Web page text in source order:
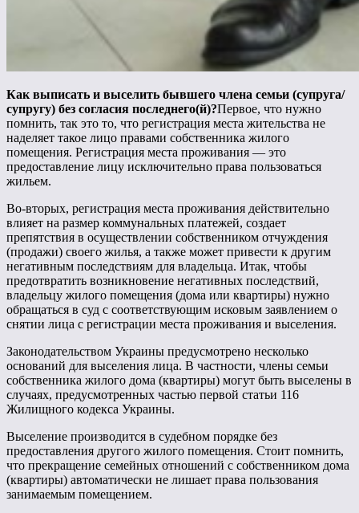
Как выписать и выселить бывшего члена семьи (супруга/
супругу) без согласия последнего(й)?Первое, что нужно
помнить, так это то, что регистрация места жительства не
наделяет такое лицо правами собственника жилого
помещения. Регистрация места проживания — это
предоставление лицу исключительно права пользоваться
жильем.
Во-вторых, регистрация места проживания действительно
влияет на размер коммунальных платежей, создает
препятствия в осуществлении собственником отчуждения
(продажи) своего жилья, а также может привести к другим
негативным последствиям для владельца. Итак, чтобы
предотвратить возникновение негативных последствий,
владельцу жилого помещения (дома или квартиры) нужно
обращаться в суд с соответствующим исковым заявлением о
снятии лица с регистрации места проживания и выселения.
Законодательством Украины предусмотрено несколько
оснований для выселения лица. В частности, члены семьи
собственника жилого дома (квартиры) могут быть выселены в
случаях, предусмотренных частью первой статьи 116
Жилищного кодекса Украины.
Выселение производится в судебном порядке без
предоставления другого жилого помещения. Стоит помнить,
что прекращение семейных отношений с собственником дома
(квартиры) автоматически не лишает права пользования
занимаемым помещением.